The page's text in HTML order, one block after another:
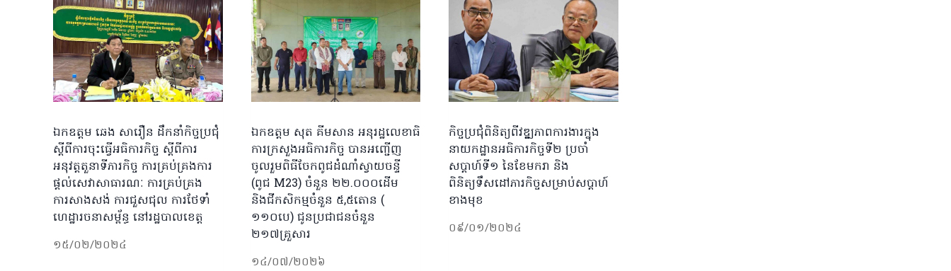
ឯកឧត្តម ឆេង សារឿន ដឹកនាំកិច្ចប្រជុំ
ស្តីពីការចុះធ្វើអធិការកិច្ច ស្តីពីការ
អនុវត្តតួនាទីភារកិច្ច ការគ្រប់គ្រងការ
ផ្តល់សេវាសាធារណៈ ការគ្រប់គ្រង
ការសាងសង់ ការជួសជុល ការថែទាំ
ហេដ្ឋារចនាសម្ព័ន្ធ នៅរដ្ឋបាលខេត្ត
១៥/០២/២០២៤
ឯកឧត្តម សុត គីមសាន អនុរដ្ឋលេខាធិ
ការក្រសួងអធិការកិច្ច បានអញ្ជើញ
ចូលរួមពិធីចែកពូជដំណាំស្វាយចន្ទី
(ពូជ M23) ចំនួន ២២.០០០ដើម
និងជីកសិកម្មចំនួន ៥,៥តោន (
១១០បេ) ជូនប្រជាជនចំនួន
២១៧គ្រួសារ
១៤/០៧/២០២៦
កិច្ចប្រជុំពិនិត្យពីវឌ្ឌ្ឍភាពការងារក្នុង
នាយកដ្ឋានអធិការកិច្ចទី២ ប្រចាំ
សប្តាហ៍ទី១ នៃខែមករា និង
ពិនិត្យទឹសដៅភារកិច្ចសម្រាប់សប្តាហ៍
ខាងមុខ
០៩/០១/២០២៤